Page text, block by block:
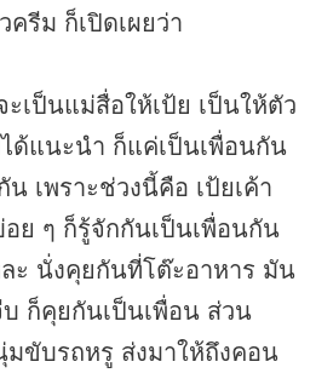
รีม ก็เปิดเผยว่า
เป็นแม่สื่อให้เป้ย เป็นให้ตัว
ได้แนะนำ ก็แค่เป็นเพื่อนกัน
เพราะช่วงนี้คือ เป้ยเค้า
ย ๆ ก็รู้จักกันเป็นเพื่อนกัน
ะ นั่งคุยกันที่โต๊ะอาหาร มัน
ก็คุยกันเป็นเพื่อน ส่วน
ขับรถหรู ส่งมาให้ถึงคอน